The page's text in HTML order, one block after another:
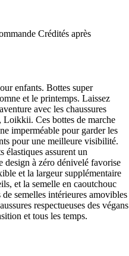
Crédités après
enfants. Bottes super
et le printemps. Laissez
avec les chaussures
Ces bottes de marche
imperméable pour garder les
pour une meilleure visibilité.
élastiques assurent un
design à zéro dénivelé favorise
et la largeur supplémentaire
et la semelle en caoutchouc
semelles intérieures amovibles
respectueuses des végans
et tous les temps.